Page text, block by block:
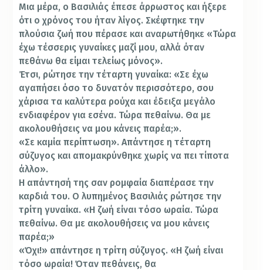
Μια μέρα, ο Βασιλιάς έπεσε άρρωστος και ήξερε
ότι ο χρόνος του ήταν λίγος. Σκέφτηκε την
πλούσια ζωή που πέρασε και αναρωτήθηκε «Τώρα
έχω τέσσερις γυναίκες μαζί μου, αλλά όταν
πεθάνω θα είμαι τελείως μόνος».
Έτσι, ρώτησε την τέταρτη γυναίκα: «Σε έχω
αγαπήσει όσο το δυνατόν περισσότερο, σου
χάρισα τα καλύτερα ρούχα και έδειξα μεγάλο
ενδιαφέρον για εσένα. Τώρα πεθαίνω. Θα με
ακολουθήσεις να μου κάνεις παρέα;».
«Σε καμία περίπτωση». Απάντησε η τέταρτη
σύζυγος και απομακρύνθηκε χωρίς να πει τίποτα
άλλο».
Η απάντησή της σαν ρομφαία διαπέρασε την
καρδιά του. Ο λυπημένος Βασιλιάς ρώτησε την
τρίτη γυναίκα. «Η ζωή είναι τόσο ωραία. Τώρα
πεθαίνω. Θα με ακολουθήσεις να μου κάνεις
παρέα;»
«Όχι!» απάντησε η τρίτη σύζυγος. «Η ζωή είναι
τόσο ωραία! Όταν πεθάνεις, θα